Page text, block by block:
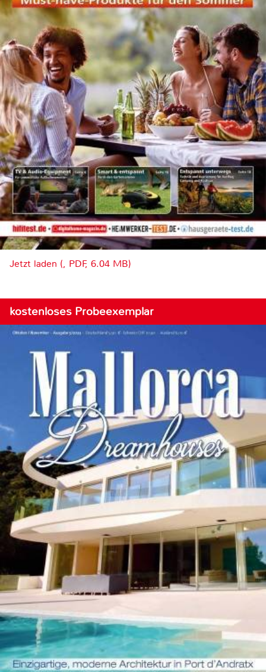
Jetzt laden (, PDF, 6.04 MB)
kostenloses Probeexemplar